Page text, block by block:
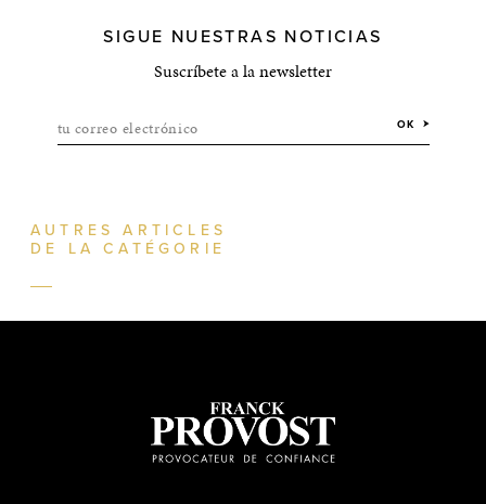
SIGUE NUESTRAS NOTICIAS
Suscríbete a la newsletter
tu correo electrónico OK
AUTRES ARTICLES
DE LA CATÉGORIE